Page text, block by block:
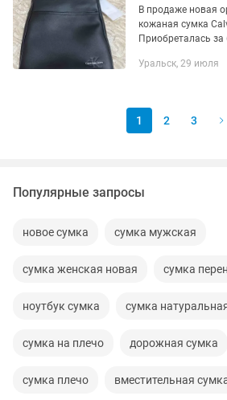
В продаже новая
кожаная сумка
Приобреталась за
Уральск, 29 июля
1 2 3
Популярные запросы
новое сумка сумка мужская
сумка женская новая сумка
ноутбук сумка сумка
сумка на плечо дорожная сумка
сумка плечо вместительная